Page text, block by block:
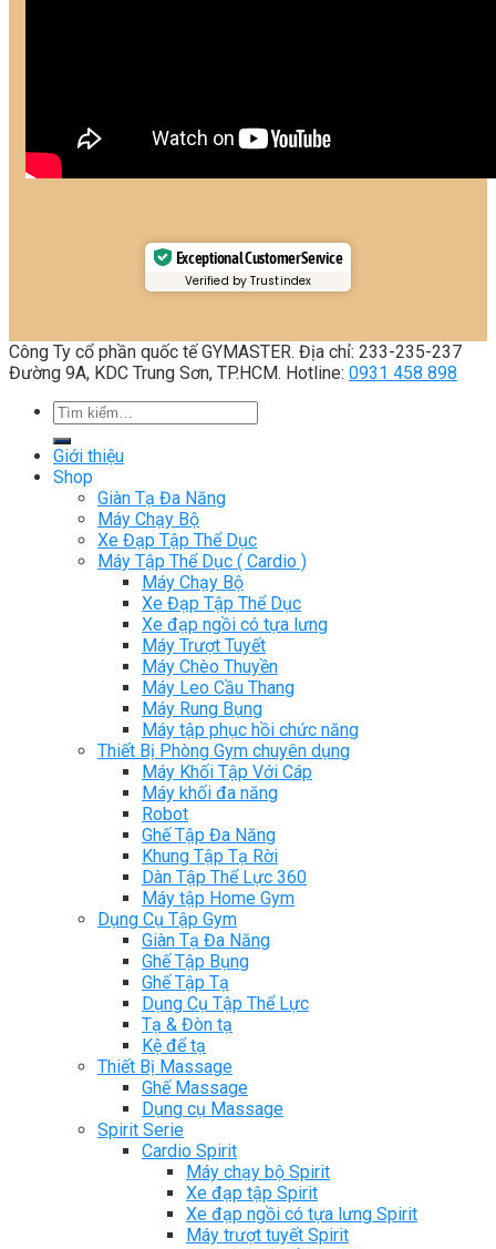
Exceptional Customer Service
Verified by Trustindex
Công Ty cổ phần quốc tế GYMASTER. Địa chỉ: 233-235-237
Đường 9A, KDC Trung Sơn, TP.HCM. Hotline: 0931 458 898
Tìm
Giới thiệu
Shop
Giàn Tạ Đa Năng
Máy Chạy Bộ
Xe Đạp Tập Thể Dục
Máy Tập Thể Dục ( Cardio )
Máy Chạy Bộ
Xe Đạp Tập Thể Dục
Xe đạp ngồi có tựa lưng
Máy Trượt Tuyết
Máy Chèo Thuyền
Máy Leo Cầu Thang
Máy Rung Bụng
Máy tập phục hồi chức năng
Thiết Bị Phòng Gym chuyên dụng
Máy Khối Tập Với Cáp
Máy khối đa năng
Robot
Ghế Tập Đa Năng
Khung Tập Tạ Rời
Dàn Tập Thể Lực 360
Máy tập Home Gym
Dụng Cụ Tập Gym
Giàn Tạ Đa Năng
Ghế Tập Bụng
Ghế Tập Tạ
Dụng Cụ Tập Thể Lực
Tạ & Đòn tạ
Kệ để tạ
Thiết Bị Massage
Ghế Massage
Dụng cụ Massage
Spirit Serie
Cardio Spirit
Máy chạy bộ Spirit
Xe đạp tập Spirit
Xe đạp ngồi có tựa lưng Spirit
Máy trượt tuyết Spirit